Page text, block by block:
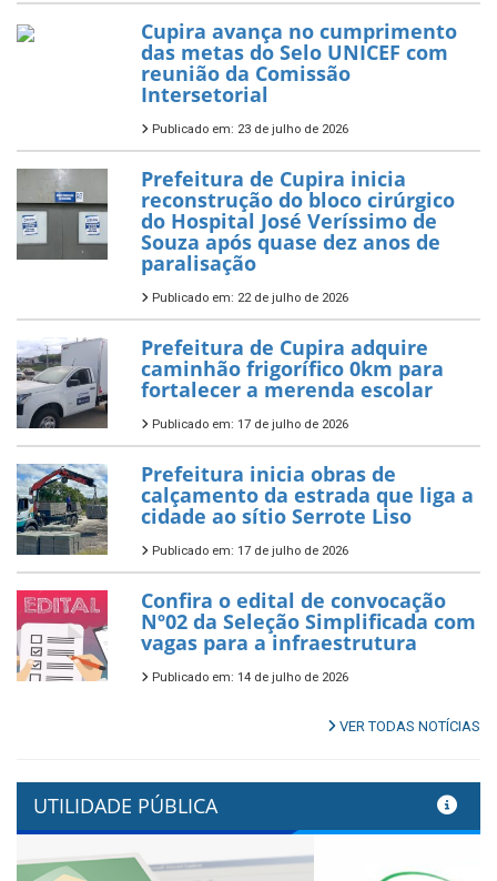
Cupira avança no cumprimento
das metas do Selo UNICEF com
reunião da Comissão
Intersetorial
Publicado em: 23 de julho de 2026
Prefeitura de Cupira inicia
reconstrução do bloco cirúrgico
do Hospital José Veríssimo de
Souza após quase dez anos de
paralisação
Publicado em: 22 de julho de 2026
Prefeitura de Cupira adquire
caminhão frigorífico 0km para
fortalecer a merenda escolar
Publicado em: 17 de julho de 2026
Prefeitura inicia obras de
calçamento da estrada que liga a
cidade ao sítio Serrote Liso
Publicado em: 17 de julho de 2026
Confira o edital de convocação
Nº02 da Seleção Simplificada com
vagas para a infraestrutura
Publicado em: 14 de julho de 2026
VER TODAS NOTÍCIAS
UTILIDADE PÚBLICA